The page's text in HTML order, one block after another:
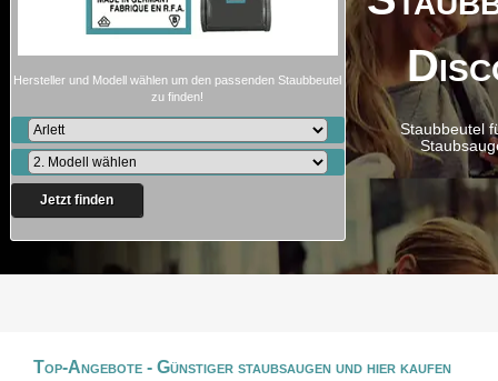
Staubbeutel
Hersteller und Modell wählen um den passenden Staubbeutel
zu finden!
Jetzt finden
Top-Angebote - Günstiger staubsaugen und hier kaufen